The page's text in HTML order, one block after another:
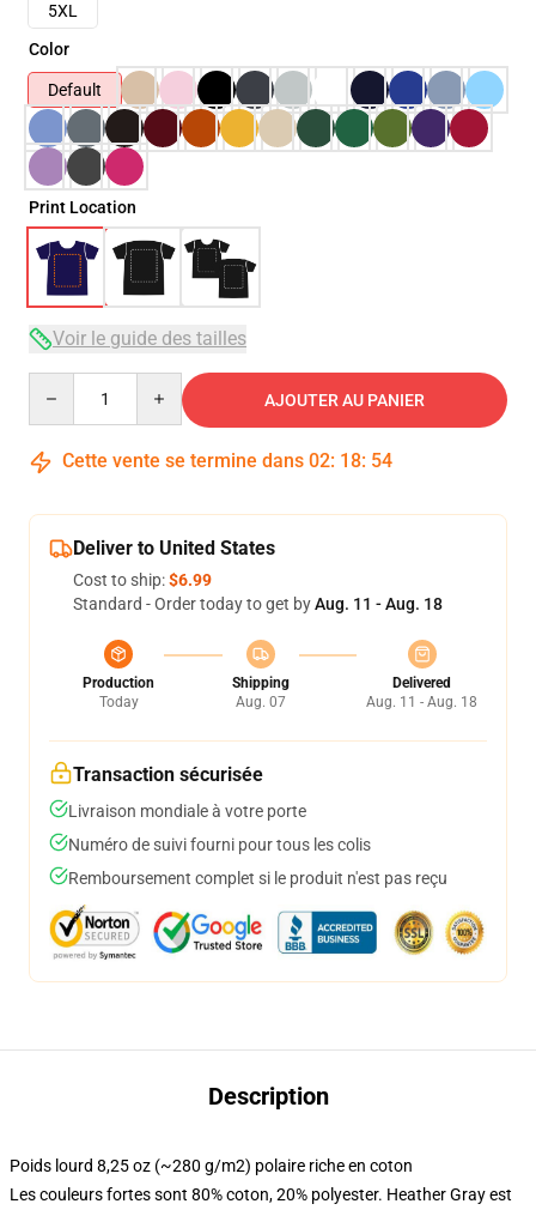
5XL
Color
Default
Print Location
Voir le guide des tailles
AJOUTER AU PANIER
Cette vente se termine dans 02: 18: 53
Deliver to United States
Cost to ship:$6.99
Standard - Order today to get byAug. 11 - Aug. 18
Production
Today
Shipping
Aug. 07
Delivered
Aug. 11 - Aug. 18
Transaction sécurisée
Livraison mondiale à votre porte
Numéro de suivi fourni pour tous les colis
Remboursement complet si le produit n'est pas reçu
Description
Poids lourd 8,25 oz (~280 g/m2) polaire riche en coton
Les couleurs fortes sont 80% coton, 20% polyester. Heather Gray est